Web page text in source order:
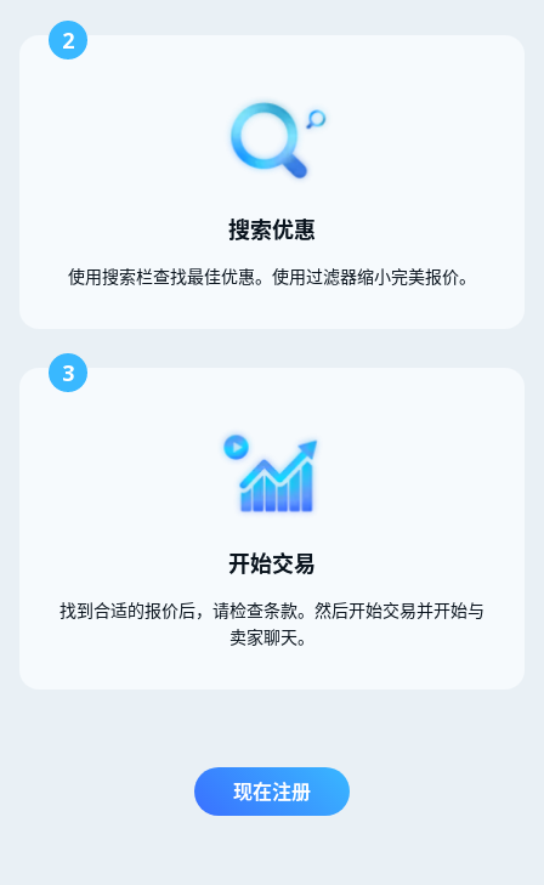
2
搜索优惠
使用搜索栏查找最佳优惠。使用过滤器缩小完美报价。
3
开始交易
找到合适的报价后，请检查条款。然后开始交易并开始与
卖家聊天。
现在注册